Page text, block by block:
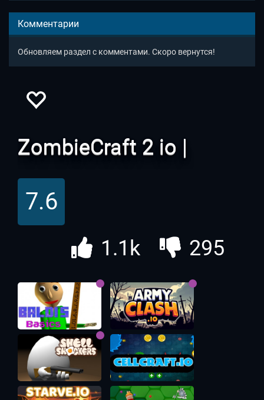
Комментарии
Обновляем раздел с комментами. Скоро вернутся!
ZombieCraft 2 io |
Зомбикрафт 2 ио
7.6
1.1k 295